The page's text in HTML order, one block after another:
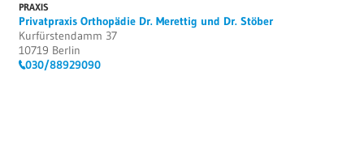
PRAXIS
Privatpraxis Orthopädie Dr. Merettig und Dr. Stöber
Kurfürstendamm 37
10719 Berlin
030/88929090